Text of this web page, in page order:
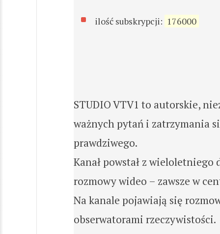
ilość subskrypcji: 176000
STUDIO VTV1 to autorskie,
ważnych pytań i zatrzymania
prawdziwego.
Kanał powstał z wieloletniego
rozmowy wideo – zawsze w
Na kanale pojawiają się
obserwatorami rzeczywistości.